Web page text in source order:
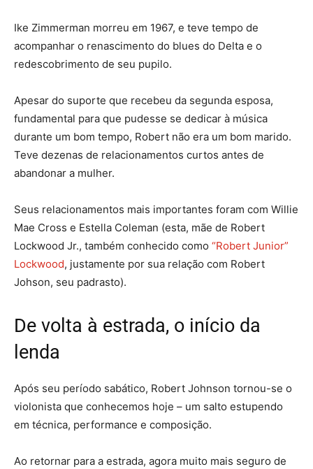
Ike Zimmerman morreu em 1967, e teve tempo de
acompanhar o renascimento do blues do Delta e o
redescobrimento de seu pupilo.
Apesar do suporte que recebeu da segunda esposa,
fundamental para que pudesse se dedicar à música
durante um bom tempo, Robert não era um bom marido.
Teve dezenas de relacionamentos curtos antes de
abandonar a mulher.
Seus relacionamentos mais importantes foram com Willie
Mae Cross e Estella Coleman (esta, mãe de Robert
Lockwood Jr., também conhecido como “Robert Junior”
Lockwood, justamente por sua relação com Robert
Johson, seu padrasto).
De volta à estrada, o início da
lenda
Após seu período sabático, Robert Johnson tornou-se o
violonista que conhecemos hoje – um salto estupendo
em técnica, performance e composição.
Ao retornar para a estrada, agora muito mais seguro de